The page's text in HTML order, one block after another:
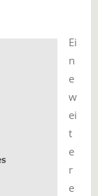
Ei
n
e
w
ei
t
e
r
e